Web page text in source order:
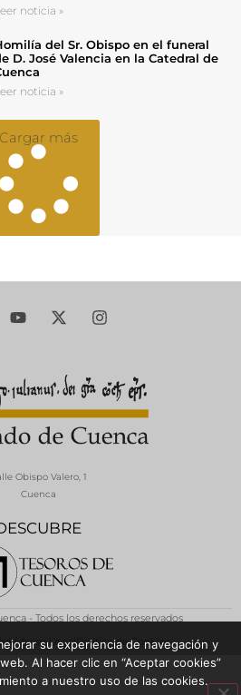
noticia »
del Sr. Obispo en el funeral
D. José Valencia en la Catedral de
noticia »
Cargar más
Obispo Valero, 1
Cuenca
- Todos los derechos reservados
/ Aviso LegalPolítica de Cookies
su experiencia de navegación y
Al hacer clic en “Aceptar cookies”
a nuestro uso de las cookies.